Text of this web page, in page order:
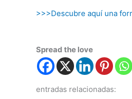
>>>Descubre aquí una
Spread the love
entradas relacionadas: